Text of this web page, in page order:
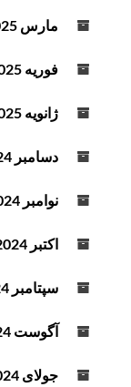
مارس 2025
فوریه 2025
ژانویه 2025
دسامبر 2024
نوامبر 2024
اکتبر 2024
سپتامبر 2024
آگوست 2024
جولای 2024